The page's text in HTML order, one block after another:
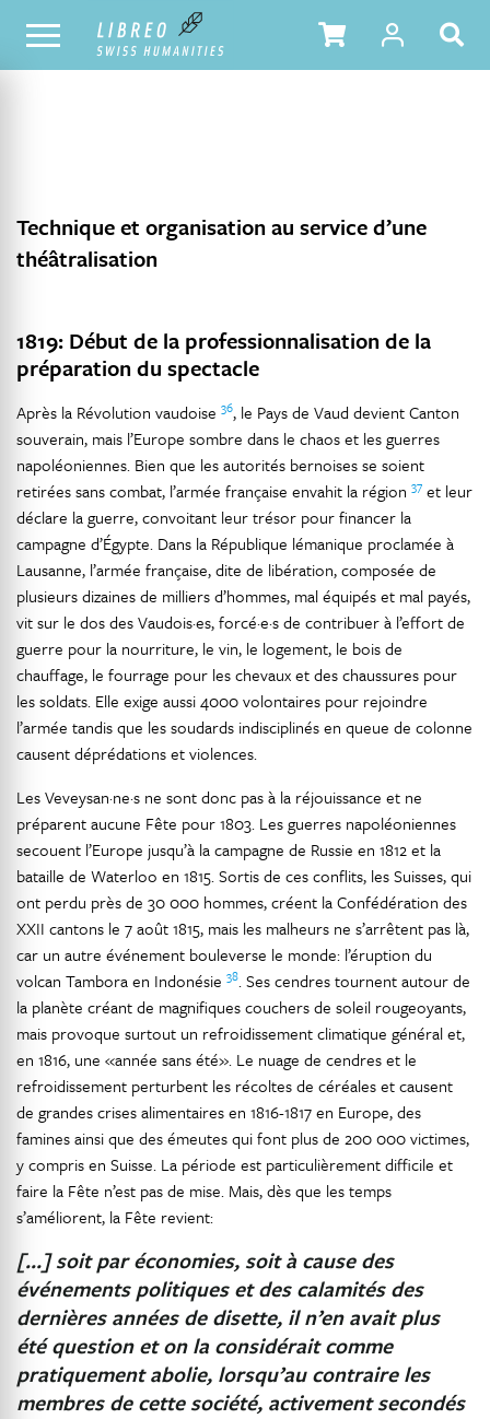
NOTRE CATALOGUE TABLE DES MATIÈRES
Technique et organisation au service d’une
théâtralisation
1819: Début de la professionnalisation de la
préparation du spectacle
Après la Révolution vaudoise 36, le Pays de Vaud devient Canton
souverain, mais l’Europe sombre dans le chaos et les guerres
napoléoniennes. Bien que les autorités bernoises se soient
retirées sans combat, l’armée française envahit la région 37 et leur
déclare la guerre, convoitant leur trésor pour financer la
campagne d’Égypte. Dans la République lémanique proclamée à
Lausanne, l’armée française, dite de libération, composée de
plusieurs dizaines de milliers d’hommes, mal équipés et mal payés,
vit sur le dos des Vaudois·es, forcé·e·s de contribuer à l’effort de
guerre pour la nourriture, le vin, le logement, le bois de
chauffage, le fourrage pour les chevaux et des chaussures pour
les soldats. Elle exige aussi 4000 volontaires pour rejoindre
l’armée tandis que les soudards indisciplinés en queue de colonne
causent déprédations et violences.
Les Veveysan·ne·s ne sont donc pas à la réjouissance et ne
préparent aucune Fête pour 1803. Les guerres napoléoniennes
secouent l’Europe jusqu’à la campagne de Russie en 1812 et la
bataille de Waterloo en 1815. Sortis de ces conflits, les Suisses, qui
ont perdu près de 30 000 hommes, créent la Confédération des
XXII cantons le 7 août 1815, mais les malheurs ne s’arrêtent pas là,
car un autre événement bouleverse le monde: l’éruption du
volcan Tambora en Indonésie 38. Ses cendres tournent autour de
la planète créant de magnifiques couchers de soleil rougeoyants,
mais provoque surtout un refroidissement climatique général et,
en 1816, une «année sans été». Le nuage de cendres et le
refroidissement perturbent les récoltes de céréales et causent
de grandes crises alimentaires en 1816-1817 en Europe, des
famines ainsi que des émeutes qui font plus de 200 000 victimes,
y compris en Suisse. La période est particulièrement difficile et
faire la Fête n’est pas de mise. Mais, dès que les temps
s’améliorent, la Fête revient:
[…] soit par économies, soit à cause des
événements politiques et des calamités des
dernières années de disette, il n’en avait plus
été question et on la considérait comme
pratiquement abolie, lorsqu’au contraire les
membres de cette société, activement secondés